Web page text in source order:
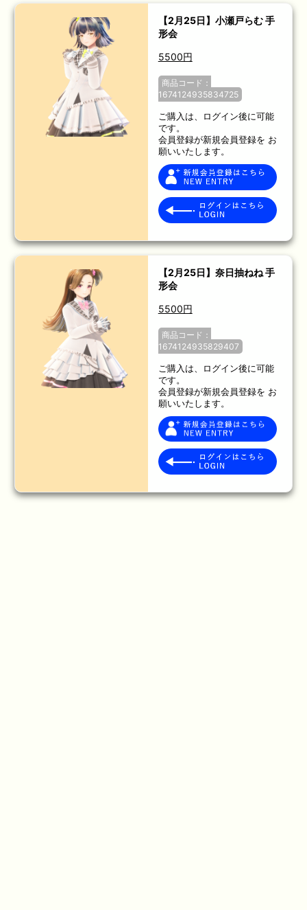
【2月25日】小瀬戸らむ 手
形会
5500円
商品コード：
1674124935834725
ご購入は、ログイン後に可能
です。
会員登録が新規会員登録を お
願いいたします。
【2月25日】奈日抽ねね 手
形会
5500円
商品コード：
1674124935829407
ご購入は、ログイン後に可能
です。
会員登録が新規会員登録を お
願いいたします。